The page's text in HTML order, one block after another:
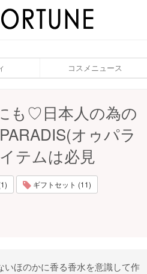
コスメニュース
も♡日本人の為の
オゥパラ
テムは必見
ギフトセット (11)
ほのかに香る香水を意識して作